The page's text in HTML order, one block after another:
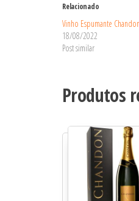
Relacionado
Vinho Espumante
18/08/2022
Post similar
Produtos